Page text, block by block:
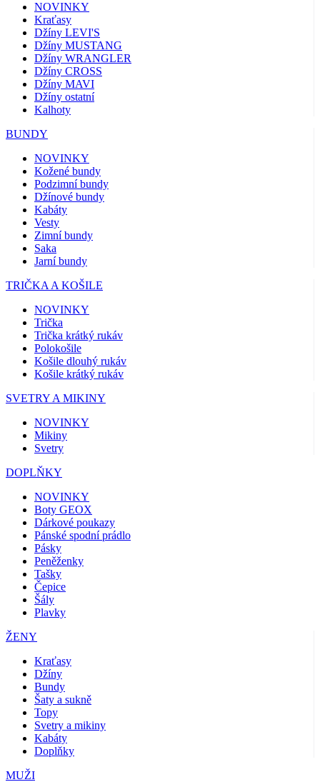
NOVINKY
Kraťasy
Džíny LEVI'S
Džíny MUSTANG
Džíny WRANGLER
Džíny CROSS
Džíny MAVI
Džíny ostatní
Kalhoty
BUNDY
NOVINKY
Kožené bundy
Podzimní bundy
Džínové bundy
Kabáty
Vesty
Zimní bundy
Saka
Jarní bundy
TRIČKA A KOŠILE
NOVINKY
Trička
Trička krátký rukáv
Polokošile
Košile dlouhý rukáv
Košile krátký rukáv
SVETRY A MIKINY
NOVINKY
Mikiny
Svetry
DOPLŇKY
NOVINKY
Boty GEOX
Dárkové poukazy
Pánské spodní prádlo
Pásky
Peněženky
Tašky
Čepice
Šály
Plavky
ŽENY
Kraťasy
Džíny
Bundy
Šaty a sukně
Topy
Svetry a mikiny
Kabáty
Doplňky
MUŽI